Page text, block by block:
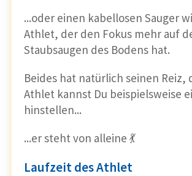
...oder einen kabellosen Sauger
Athlet, der den Fokus mehr auf
Staubsaugen des Bodens hat.
Beides hat natürlich seinen Reiz,
Athlet kannst Du beispielsweise
hinstellen...
...er steht von alleine 💃
Laufzeit des Athlet